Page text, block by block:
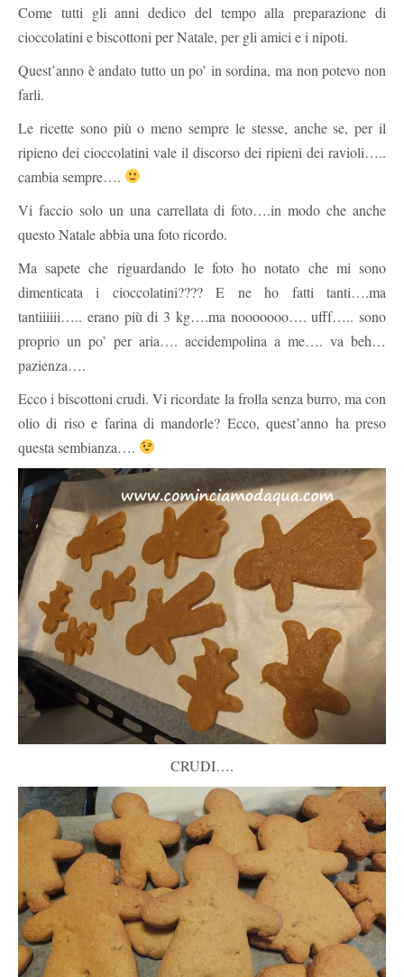
Come tutti gli anni dedico del tempo alla preparazione di
cioccolatini e biscottoni per Natale, per gli amici e i nipoti.
Quest’anno è andato tutto un po’ in sordina, ma non potevo non
farli.
Le ricette sono più o meno sempre le stesse, anche se, per il
ripieno dei cioccolatini vale il discorso dei ripieni dei ravioli…..
cambia sempre….
Vi faccio solo un una carrellata di foto….in modo che anche
questo Natale abbia una foto ricordo.
Ma sapete che riguardando le foto ho notato che mi sono
dimenticata i cioccolatini???? E ne ho fatti tanti….ma
tantiiiiii….. erano più di 3 kg….ma nooooooo…. ufff….. sono
proprio un po’ per aria…. accidempolina a me…. va beh…
pazienza….
Ecco i biscottoni crudi. Vi ricordate la frolla senza burro, ma con
olio di riso e farina di mandorle? Ecco, quest’anno ha preso
questa sembianza….
CRUDI….